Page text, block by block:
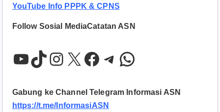
YouTube Info PPPK & CPNS
Follow Sosial MediaCatatan ASN
YouTube TikTok Instagram X Facebook Telegram WhatsApp
Gabung ke Channel Telegram Informasi ASN
https://t.me/InformasiASN